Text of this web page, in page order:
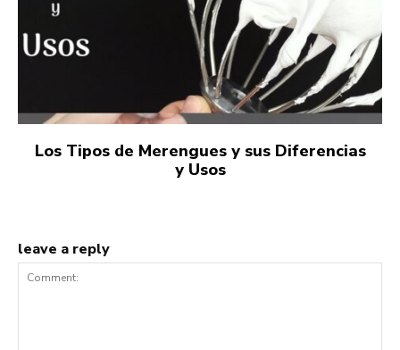
Los Tipos de Merengues y sus Diferencias
y Usos
leave a reply